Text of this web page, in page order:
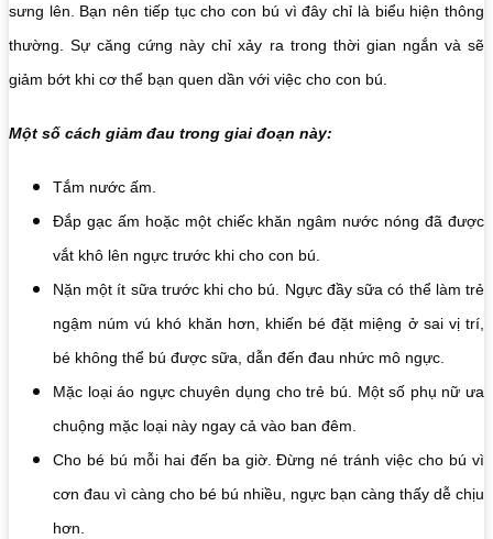
sưng lên. Bạn nên tiếp tục cho con bú vì đây chỉ là biểu hiện thông
thường. Sự căng cứng này chỉ xảy ra trong thời gian ngắn và sẽ
giảm bớt khi cơ thể bạn quen dần với việc cho con bú.
Một số cách giảm đau trong giai đoạn này:
Tắm nước ấm.
Đắp gạc ấm hoặc một chiếc khăn ngâm nước nóng đã được
vắt khô lên ngực trước khi cho con bú.
Nặn một ít sữa trước khi cho bú. Ngực đầy sữa có thể làm trẻ
ngậm núm vú khó khăn hơn, khiến bé đặt miệng ở sai vị trí,
bé không thể bú được sữa, dẫn đến đau nhức mô ngực.
Mặc loại áo ngực chuyên dụng cho trẻ bú. Một số phụ nữ ưa
chuộng mặc loại này ngay cả vào ban đêm.
Cho bé bú mỗi hai đến ba giờ. Đừng né tránh việc cho bú vì
cơn đau vì càng cho bé bú nhiều, ngực bạn càng thấy dễ chịu
hơn.